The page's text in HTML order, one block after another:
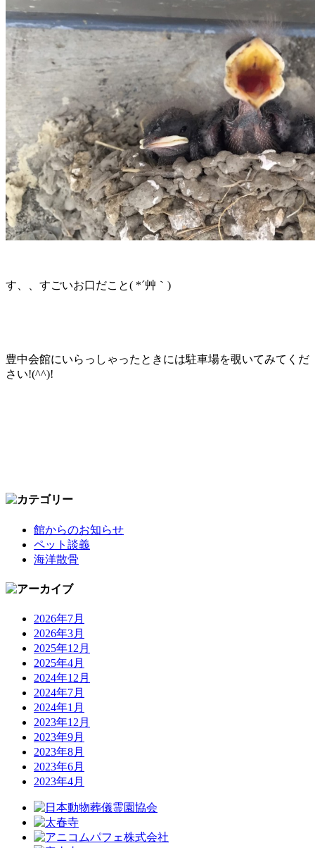
す、、すごいお口だこと( *´艸｀)
豊中会館にいらっしゃったときには駐車場を覗いてみてくだ
さい!(^^)!
館からのお知らせ
ペット談義
海洋散骨
2026年7月
2026年3月
2025年12月
2025年4月
2024年12月
2024年7月
2024年1月
2023年12月
2023年9月
2023年8月
2023年6月
2023年4月